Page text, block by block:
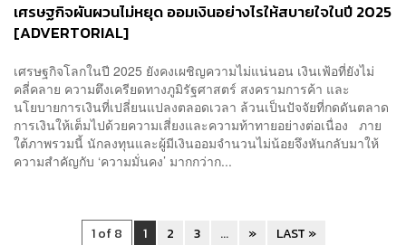
เศรษฐกิจผันผวนไม่หยุด ออมเงินอย่างไรให้สบายใจในปี 2025
[ADVERTORIAL]
เศรษฐกิจโลกในปี 2025 ยังคงเผชิญความไม่แน่นอน เงินเฟ้อที่ยังไม่
คลี่คลาย ความตึงเครียดทางภูมิรัฐศาสตร์ สงครามการค้า และ
นโยบายการเงินที่เปลี่ยนแปลงตลอดเวลา ล้วนเป็นปัจจัยที่กดดันตลาด
การเงินให้เต็มไปด้วยความเสี่ยงและความท้าทายอย่างต่อเนื่อง ภาย
ใต้ภาพรวมนี้ นักลงทุนและผู้มีเงินออมจำนวนไม่น้อยจึงหันกลับมาให้
ความสำคัญกับ ‘ความมั่นคง’ มากกว่าก...
1 of 8 1 2 3 ... » LAST »